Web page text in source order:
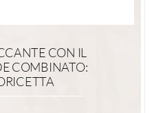
CON IL
COMBINATO: